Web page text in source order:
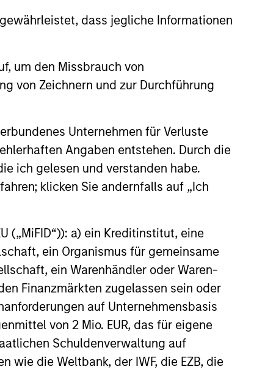
dass jegliche Informationen
um den Missbrauch von
von Zeichnern und zur Durchführung
Unternehmen für Verluste
Angaben entstehen. Durch die
ich gelesen und verstanden habe.
klicken Sie andernfalls auf „Ich
(„MiFID“)): a) ein Kreditinstitut, eine
ein Organismus für gemeinsame
ein Warenhändler oder Waren-
Finanzmärkten zugelassen sein oder
auf Unternehmensbasis
von 2 Mio. EUR, das für eigene
Schuldenverwaltung auf
wie die Weltbank, der IWF, die EZB, die
on Resilience
fixed income video
challenges, why demand
to support credit and
rises.
and should not be construed as an
in which such offer or solicitation,